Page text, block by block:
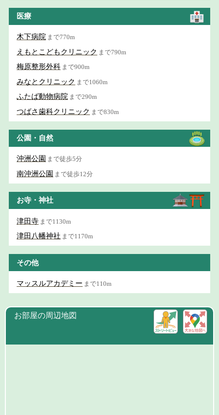
医療
木下病院 まで770m
えもとこどもクリニック まで790m
梅原整形外科 まで900m
みなとクリニック まで1060m
ふたば動物病院 まで290m
つばさ歯科クリニック まで830m
公園・自然
沖洲公園 まで徒歩5分
南沖洲公園 まで徒歩12分
お寺・神社
津田寺 まで1130m
津田八幡神社 まで1170m
その他
マッスルアカデミー まで110m
お部屋の周辺地図